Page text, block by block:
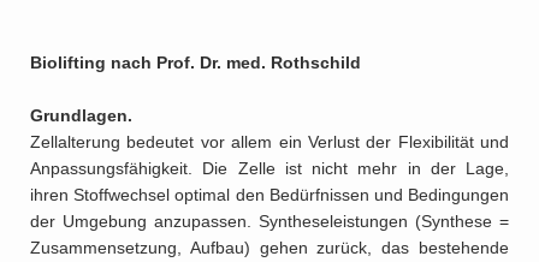
Biolifting nach Prof. Dr. med. Rothschild
Grundlagen.
Zellalterung bedeutet vor allem ein Verlust der Flexibilität und
Anpassungsfähigkeit. Die Zelle ist nicht mehr in der Lage,
ihren Stoffwechsel optimal den Bedürfnissen und Bedingungen
der Umgebung anzupassen. Syntheseleistungen (Synthese =
Zusammensetzung, Aufbau) gehen zurück, das bestehende